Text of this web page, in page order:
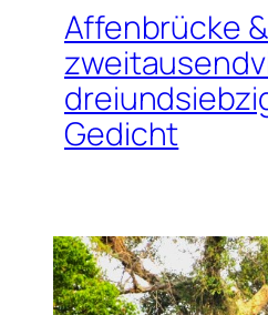
Affenbrücke
Gedicht